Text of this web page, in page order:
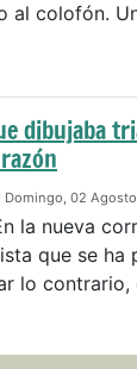
al colofón.
dibujaba
02
la nueva
que se ha
lo